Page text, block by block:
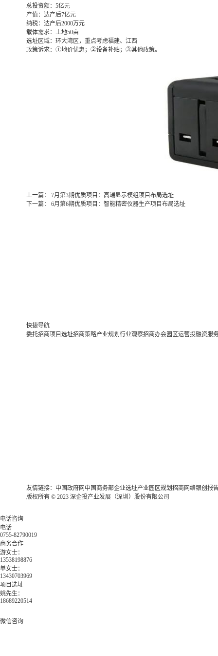
总投资额： 5亿元
产值： 达产后7亿元
纳税： 达产后2000万元
载体需求： 土地50亩
选址区域： 环大湾区，重点考虑福建、江西
政策诉求： ①地价优惠；②设备补贴；③其他政策。
上一篇： 7月第3期优质项目：高端显示模组项目布局选址
下一篇： 6月第6期优质项目：智能精密仪器生产项目布局选址
快捷导航
委托招商项目选址招商策略产业规划 行业观察招商办会园区运营投融资服
友情链接： 中国政府网 中国商务部企业选址产业园区规划 招商网络银创报
版权所有 © 2023 深企投产业发展（深圳）股份有限公司
电话咨询
电话
0755-82790019
商务合作
游女士：
13538198876
单女士：
13430703969
项目选址
姚先生：
18689220514
微信咨询